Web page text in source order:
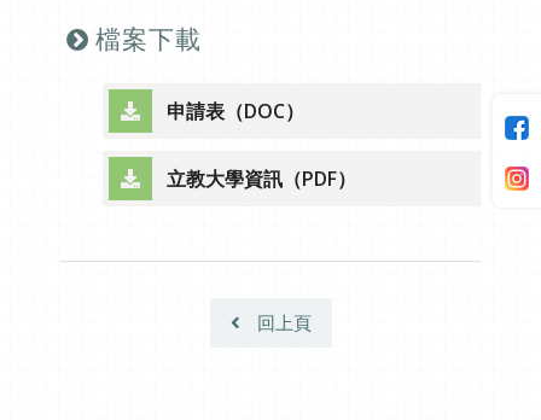
檔案下載
申請表（DOC）
（另開新視窗）
立教大學資訊（PDF）
（另開新視窗）
回上頁